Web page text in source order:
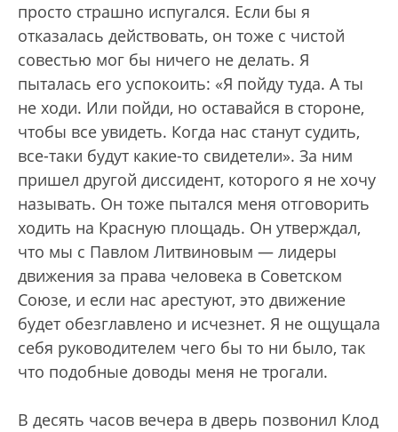
просто страшно испугался. Если бы я
отказалась действовать, он тоже с чистой
совестью мог бы ничего не делать. Я
пыталась его успокоить: «Я пойду туда. А ты
не ходи. Или пойди, но оставайся в стороне,
чтобы все увидеть. Когда нас станут судить,
все-таки будут какие-то свидетели». За ним
пришел другой диссидент, которого я не хочу
называть. Он тоже пытался меня отговорить
ходить на Красную площадь. Он утверждал,
что мы с Павлом Литвиновым — лидеры
движения за права человека в Советском
Союзе, и если нас арестуют, это движение
будет обезглавлено и исчезнет. Я не ощущала
себя руководителем чего бы то ни было, так
что подобные доводы меня не трогали.
В десять часов вечера в дверь позвонил Клод